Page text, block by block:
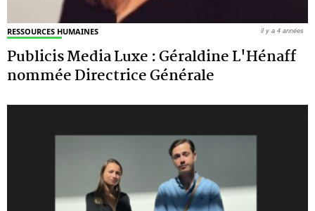
RESSOURCES HUMAINES
Publicis Media Luxe : Géraldine L'Hénaff
nommée Directrice Générale
il y a 4 années